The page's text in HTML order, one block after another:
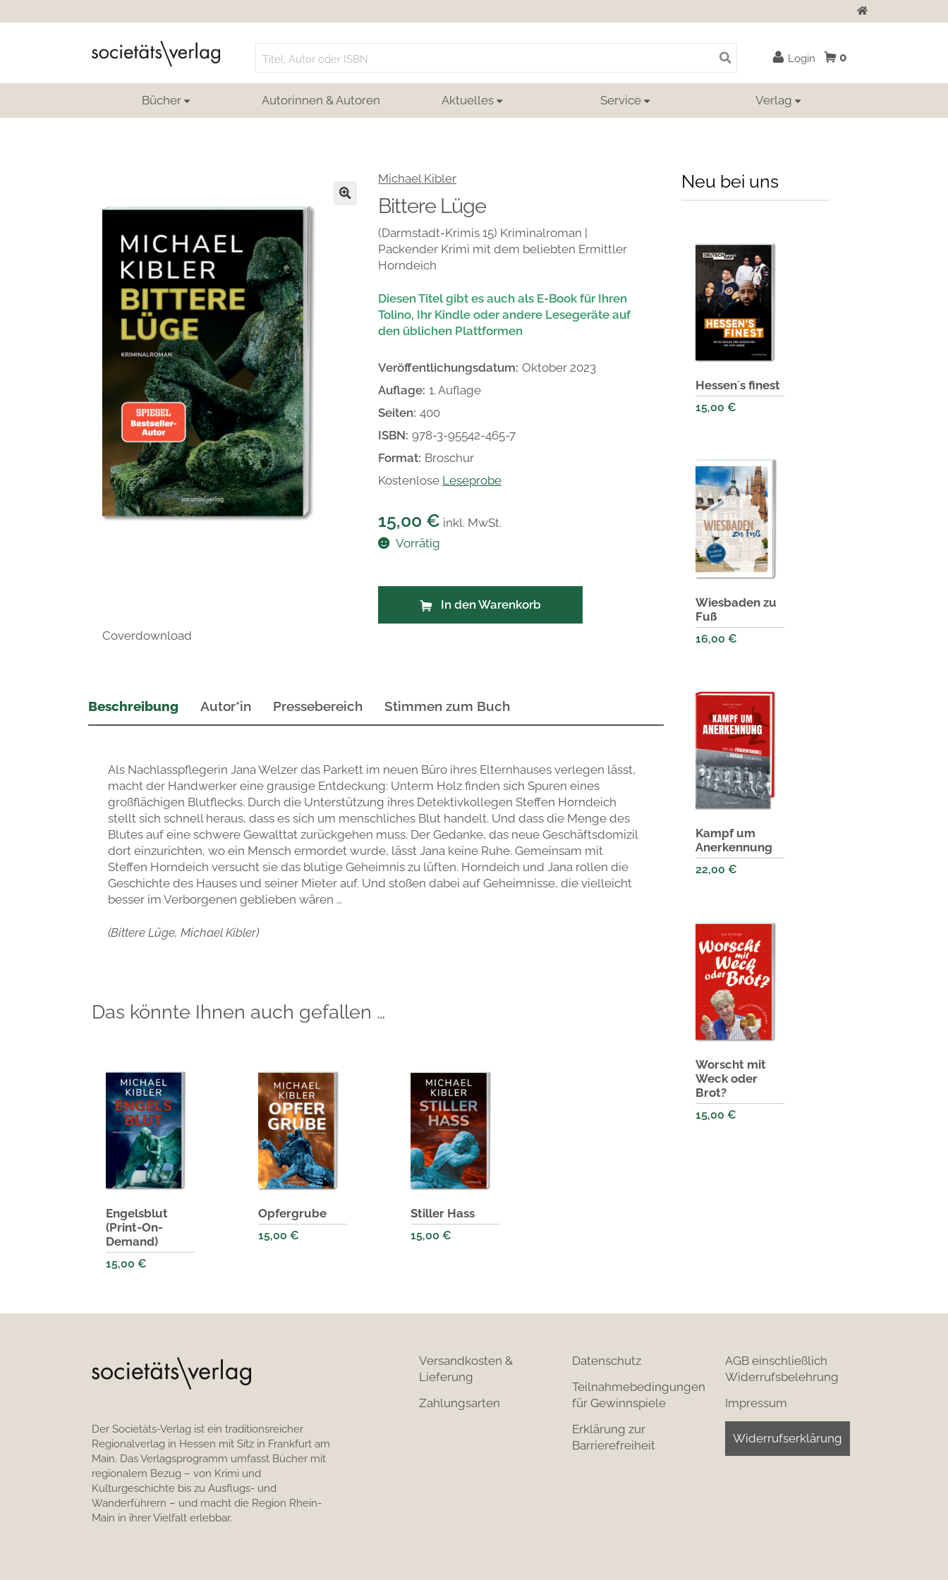
Zur Startseite
for:
Login 0
Bücher Autorinnen & Autoren Aktuelles Service Verlag
Coverdownload
Michael Kibler
Bittere Lüge
(Darmstadt-Krimis 15) Kriminalroman |
Packender Krimi mit dem beliebten Ermittler
Horndeich
Diesen Titel gibt es auch als E-Book für Ihren
Tolino, Ihr Kindle oder andere Lesegeräte auf
den üblichen Plattformen
Veröffentlichungsdatum: Oktober 2023
Auflage: 1. Auflage
Seiten: 400
ISBN: 978-3-95542-465-7
Format: Broschur
Kostenlose Leseprobe
15,00 € inkl. MwSt.
Vorrätig
In den Warenkorb
Beschreibung Autor*in Pressebereich Stimmen zum Buch
Als Nachlasspflegerin Jana Welzer das Parkett im neuen Büro ihres Elternhauses verlegen lässt,
macht der Handwerker eine grausige Entdeckung: Unterm Holz finden sich Spuren eines
großflächigen Blutflecks. Durch die Unterstützung ihres Detektivkollegen Steffen Horndeich
stellt sich schnell heraus, dass es sich um menschliches Blut handelt. Und dass die Menge des
Blutes auf eine schwere Gewalttat zurückgehen muss. Der Gedanke, das neue Geschäftsdomizil
dort einzurichten, wo ein Mensch ermordet wurde, lässt Jana keine Ruhe. Gemeinsam mit
Steffen Horndeich versucht sie das blutige Geheimnis zu lüften. Horndeich und Jana rollen die
Geschichte des Hauses und seiner Mieter auf. Und stoßen dabei auf Geheimnisse, die vielleicht
besser im Verborgenen geblieben wären …
(Bittere Lüge, Michael Kibler)
Das könnte Ihnen auch gefallen …
Engelsblut
(Print-On-
Demand)
15,00 €
Opfergrube
15,00 €
Stiller Hass
15,00 €
Neu bei uns
Hessen´s finest
15,00 €
Wiesbaden zu
Fuß
16,00 €
Kampf um
Anerkennung
22,00 €
Worscht mit
Weck oder
Brot?
15,00 €
Der Societäts-Verlag ist ein traditionsreicher
Regionalverlag in Hessen mit Sitz in Frankfurt am
Main. Das Verlagsprogramm umfasst Bücher mit
regionalem Bezug – von Krimi und
Kulturgeschichte bis zu Ausflugs- und
Wanderführern – und macht die Region Rhein-
Main in ihrer Vielfalt erlebbar.
Versandkosten &
Lieferung
Zahlungsarten
Datenschutz
Teilnahmebedingungen
für Gewinnspiele
Erklärung zur
Barrierefreiheit
AGB einschließlich
Widerrufsbelehrung
Impressum
Widerrufserklärung